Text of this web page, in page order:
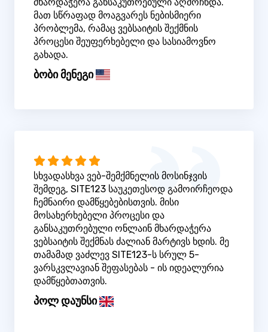
მათ სწრაფად მოაგვარეს ნებისმიერი
პრობლემა, რამაც ვებსაიტის შექმნის
პროცესი შეუფერხებელი და სასიამოვნო
გახადა.
ბობი მენეგი
სხვადასხვა ვებ-შემქმნელის მოსინჯვის
შემდეგ, SITE123 საუკეთესოდ გამოირჩეოდა
ჩემნაირი დამწყებებისთვის. მისი
მოსახერხებელი პროცესი და
განსაკუთრებული ონლაინ მხარდაჭერა
ვებსაიტის შექმნას ძალიან მარტივს ხდის. მე
თამამად ვაძლევ SITE123-ს სრულ 5-
ვარსკვლავიან შეფასებას - ის იდეალურია
დამწყებთათვის.
პოლ დაუნსი